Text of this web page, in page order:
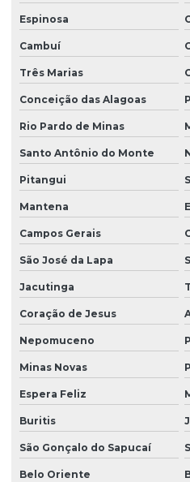
Espinosa
Cambuí
Três Marias
Conceição das Alagoas
Rio Pardo de Minas
Santo Antônio do Monte
Pitangui
Mantena
Campos Gerais
São José da Lapa
Jacutinga
Coração de Jesus
Nepomuceno
Minas Novas
Espera Feliz
Buritis
São Gonçalo do Sapucaí
Belo Oriente